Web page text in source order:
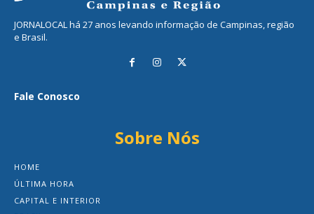
JORNALOCAL há 27 anos levando informação de Campinas, região
e Brasil.
Fale Conosco
Sobre Nós
HOME
ÚLTIMA HORA
CAPITAL E INTERIOR